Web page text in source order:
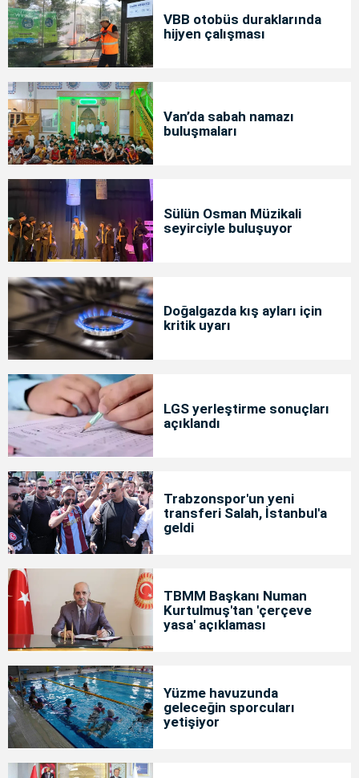
VBB otobüs duraklarında
hijyen çalışması
Van’da sabah namazı
buluşmaları
Sülün Osman Müzikali
seyirciyle buluşuyor
Doğalgazda kış ayları için
kritik uyarı
LGS yerleştirme sonuçları
açıklandı
Trabzonspor'un yeni
transferi Salah, İstanbul'a
geldi
TBMM Başkanı Numan
Kurtulmuş'tan 'çerçeve
yasa' açıklaması
Yüzme havuzunda
geleceğin sporcuları
yetişiyor